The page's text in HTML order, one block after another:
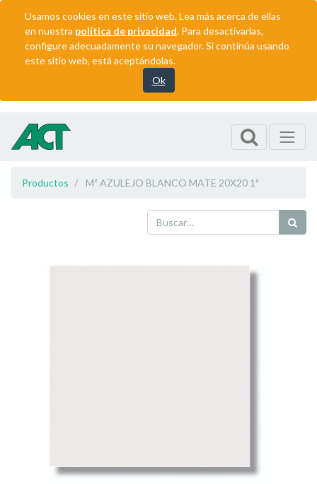
Usamos cookies en este sitio web. Lea más acerca de ellas
en nuestra política de privacidad. Para desactivarlas,
configure adecuadamente su navegador. Si continúa usando
este sitio web, está aceptándolas.
Ok
Productos M² AZULEJO BLANCO MATE 20X20 1ª